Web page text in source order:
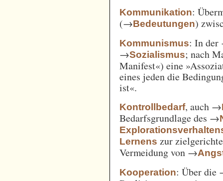
Kommunikation:
(→Bedeutungen)
Kommunismus: In
→Sozialismus; nach
Manifest«) eine
eines jeden die
ist«.
Kontrollbedarf, auch →
Bedarfsgrundlage des →
Lernens zur
Vermeidung von →
Kooperation: Über